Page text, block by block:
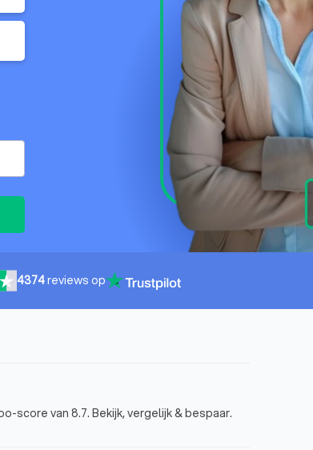
4374reviews op
score van 8.7. Bekijk, vergelijk & bespaar.